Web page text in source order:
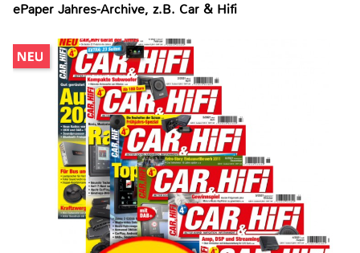
ePaper Jahres-Archive, z.B. Car & Hifi